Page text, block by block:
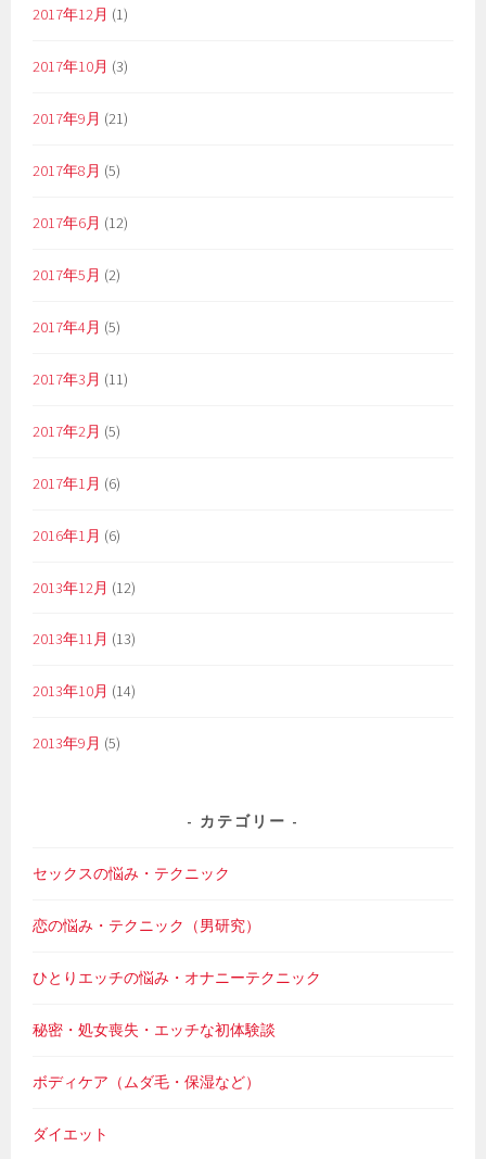
2017年12月 (1)
2017年10月 (3)
2017年9月 (21)
2017年8月 (5)
2017年6月 (12)
2017年5月 (2)
2017年4月 (5)
2017年3月 (11)
2017年2月 (5)
2017年1月 (6)
2016年1月 (6)
2013年12月 (12)
2013年11月 (13)
2013年10月 (14)
2013年9月 (5)
カテゴリー
セックスの悩み・テクニック
恋の悩み・テクニック（男研究）
ひとりエッチの悩み・オナニーテクニック
秘密・処女喪失・エッチな初体験談
ボディケア（ムダ毛・保湿など）
ダイエット